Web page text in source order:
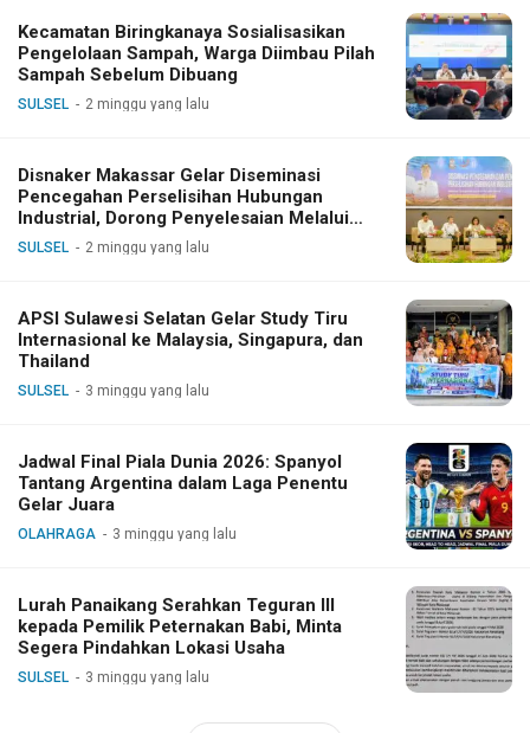
Kecamatan Biringkanaya Sosialisasikan
Pengelolaan Sampah, Warga Diimbau Pilah
Sampah Sebelum Dibuang
SULSEL 2 minggu yang lalu
Disnaker Makassar Gelar Diseminasi
Pencegahan Perselisihan Hubungan
Industrial, Dorong Penyelesaian Melalui
Dialog
SULSEL 2 minggu yang lalu
APSI Sulawesi Selatan Gelar Study Tiru
Internasional ke Malaysia, Singapura, dan
Thailand
SULSEL 3 minggu yang lalu
Jadwal Final Piala Dunia 2026: Spanyol
Tantang Argentina dalam Laga Penentu
Gelar Juara
OLAHRAGA 3 minggu yang lalu
Lurah Panaikang Serahkan Teguran III
kepada Pemilik Peternakan Babi, Minta
Segera Pindahkan Lokasi Usaha
SULSEL 3 minggu yang lalu